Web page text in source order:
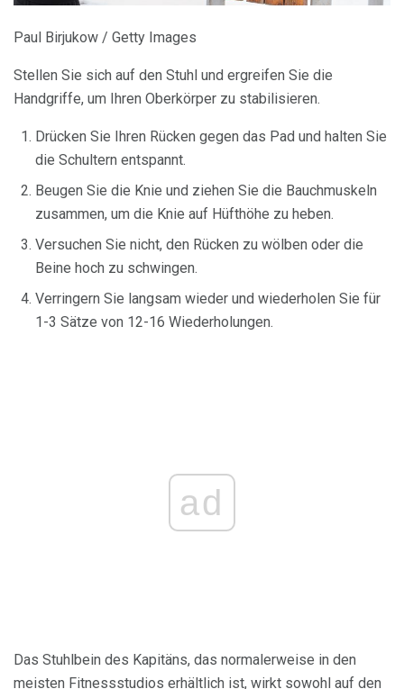
Paul Birjukow / Getty Images
Stellen Sie sich auf den Stuhl und ergreifen Sie die
Handgriffe, um Ihren Oberkörper zu stabilisieren.
Drücken Sie Ihren Rücken gegen das Pad und halten Sie
die Schultern entspannt.
Beugen Sie die Knie und ziehen Sie die Bauchmuskeln
zusammen, um die Knie auf Hüfthöhe zu heben.
Versuchen Sie nicht, den Rücken zu wölben oder die
Beine hoch zu schwingen.
Verringern Sie langsam wieder und wiederholen Sie für
1-3 Sätze von 12-16 Wiederholungen.
ad
Das Stuhlbein des Kapitäns, das normalerweise in den
meisten Fitnessstudios erhältlich ist, wirkt sowohl auf den